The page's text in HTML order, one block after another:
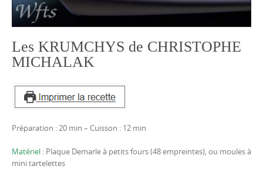
Les KRUMCHYS de CHRISTOPHE
MICHALAK
Préparation : 20 min – Cuisson : 12 min
Matériel : Plaque Demarle à petits fours (48 empreintes), ou moules à
mini tartelettes